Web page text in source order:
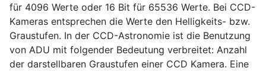
für 4096 Werte oder 16 Bit für 65536 Werte. Bei CCD-
Kameras entsprechen die Werte den Helligkeits- bzw.
Graustufen. In der CCD-Astronomie ist die Benutzung
von ADU mit folgender Bedeutung verbreitet: Anzahl
der darstellbaren Graustufen einer CCD Kamera. Eine